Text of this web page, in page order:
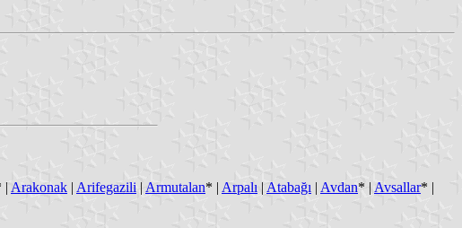
| Arakonak | Arifegazili | Armutalan* | Arpalı | Atabağı | Avdan* | Avsallar* |